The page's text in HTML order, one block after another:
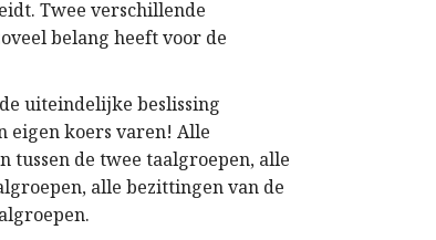
Twee verschillende
belang heeft voor de
uiteindelijke beslissing
eigen koers varen! Alle
de twee taalgroepen, alle
alle bezittingen van de